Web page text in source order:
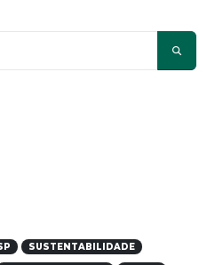
SUSTENTABILIDADE